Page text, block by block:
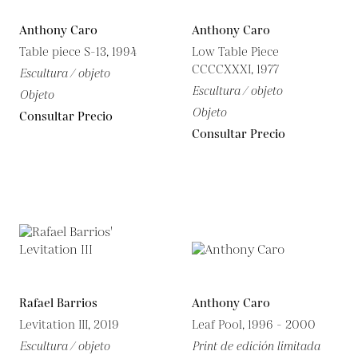
Anthony Caro
Table piece S-13, 1994
Escultura / objeto
Objeto
Consultar Precio
Anthony Caro
Low Table Piece
CCCCXXXI, 1977
Escultura / objeto
Objeto
Consultar Precio
Rafael Barrios
Levitation III, 2019
Escultura / objeto
Anthony Caro
Leaf Pool, 1996 - 2000
Print de edición limitada